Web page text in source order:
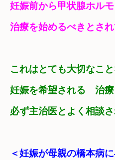
妊娠前から甲状腺ホル
治療を始めるべきとさ
これはとても大切なこ
妊娠を希望される　治
必ず主治医とよく相談
＜妊娠が母親の橋本病